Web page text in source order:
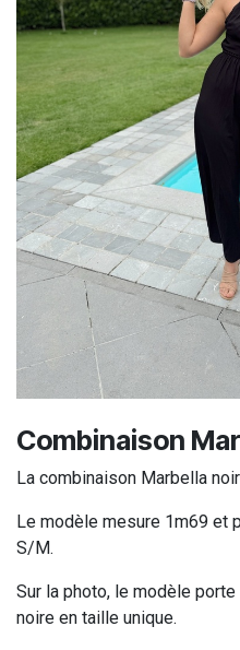
Combinaison
La combinaison Marbella
Le modèle mesure 1m69 et
S/M.
Sur la photo, le modèle
noire en taille unique.